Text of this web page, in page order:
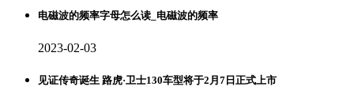
电磁波的频率字母怎么读_电磁波的频率
2023-02-03
见证传奇诞生 路虎·卫士130车型将于2月7日正式上市